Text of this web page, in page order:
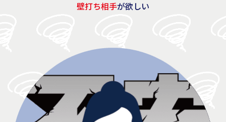
壁打ち相手が欲しい